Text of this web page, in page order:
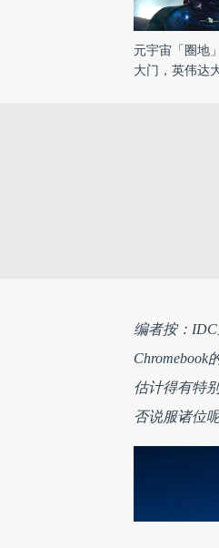
元宇宙「圈地
大门，英伟达
编者按：
Chromebook
估计得有特
否说服诸位